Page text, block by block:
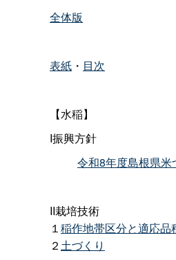
全体版
表紙 ・ 目次
【水稲】
I振興方針
令和8年度島根県
II栽培技術
１稲作地帯区分と適応品
２土づくり